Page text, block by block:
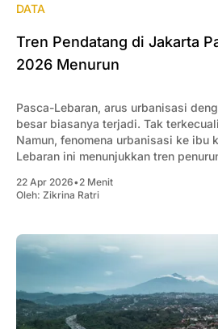
DATA
Tren Pendatang di Jakarta
2026 Menurun
Pasca-Lebaran, arus urbanisasi
besar biasanya terjadi. Tak
Namun, fenomena urbanisasi ke ibu
Lebaran ini menunjukkan tren
22 Apr 2026•2 Menit
Oleh: Zikrina Ratri